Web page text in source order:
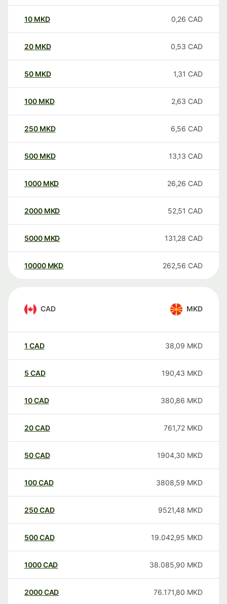
10 MKD 0,26 CAD
20 MKD 0,53 CAD
50 MKD 1,31 CAD
100 MKD 2,63 CAD
250 MKD 6,56 CAD
500 MKD 13,13 CAD
1000 MKD 26,26 CAD
2000 MKD 52,51 CAD
5000 MKD 131,28 CAD
10000 MKD 262,56 CAD
CAD MKD
1 CAD 38,09 MKD
5 CAD 190,43 MKD
10CAD 380,86 MKD
20CAD 761,72 MKD
50CAD 1904,30 MKD
100CAD 3808,59 MKD
250CAD 9521,48 MKD
500CAD 19.042,95 MKD
1000CAD 38.085,90 MKD
2000CAD 76.171,80 MKD